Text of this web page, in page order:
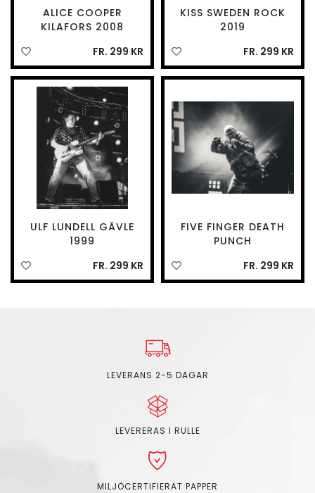
ALICE COOPER
KILAFORS 2008
FR. 299 KR
KISS SWEDEN ROCK
2019
FR. 299 KR
ULF LUNDELL GÄVLE
1999
FR. 299 KR
FIVE FINGER DEATH
PUNCH
FR. 299 KR
LEVERANS 2-5 DAGAR
LEVERERAS I RULLE
MILJÖCERTIFIERAT PAPPER